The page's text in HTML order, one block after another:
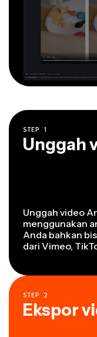
STEP 1
Unggah
Unggah video
menggunakan
Anda bahkan
dari Vimeo,
STEP 2
Ekspor